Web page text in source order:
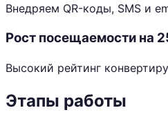
Внедряем QR-коды, SMS и
Рост посещаемости на
Высокий рейтинг
Этапы работы